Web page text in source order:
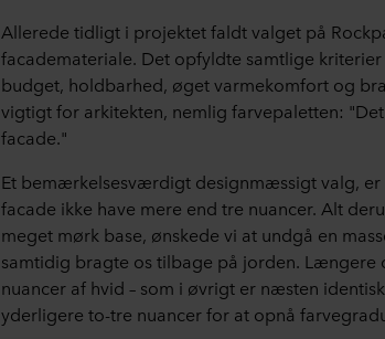
Allerede tidligt i projektet faldt valget på
facademateriale. Det opfyldte samtlige
budget, holdbarhed, øget varmekomfort og
vigtigt for arkitekten, nemlig farvepaletten:
facade."
Et bemærkelsesværdigt designmæssigt valg, er
facade ikke have mere end tre nuancer. Alt
meget mørk base, ønskede vi at undgå en
samtidig bragte os tilbage på jorden.
nuancer af hvid – som i øvrigt er næsten
yderligere to-tre nuancer for at opnå